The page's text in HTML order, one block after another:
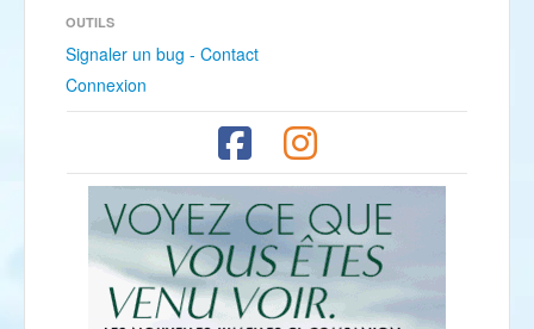
OUTILS
Signaler un bug - Contact
Connexion